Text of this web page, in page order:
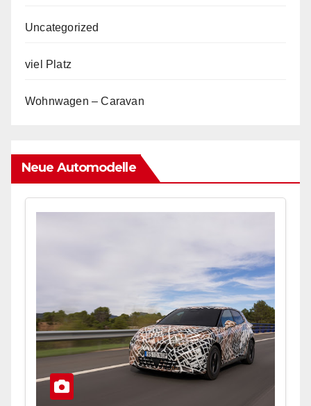
Uncategorized
viel Platz
Wohnwagen – Caravan
Neue Automodelle